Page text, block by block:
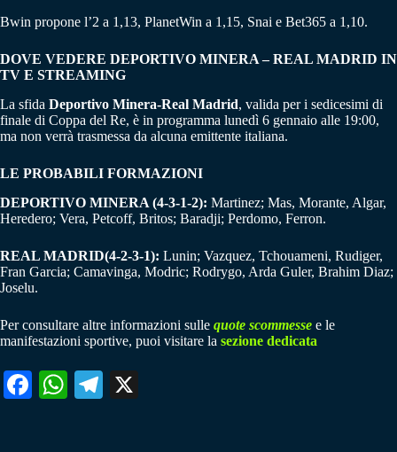
Bwin propone l’2 a 1,13, PlanetWin a 1,15, Snai e Bet365 a 1,10.
DOVE VEDERE DEPORTIVO MINERA – REAL MADRID IN
TV E STREAMING
La sfida Deportivo Minera-Real Madrid, valida per i sedicesimi di
finale di Coppa del Re, è in programma lunedì 6 gennaio alle 19:00,
ma non verrà trasmessa da alcuna emittente italiana.
LE PROBABILI FORMAZIONI
DEPORTIVO MINERA (4-3-1-2): Martinez; Mas, Morante, Algar,
Heredero; Vera, Petcoff, Britos; Baradji; Perdomo, Ferron.
REAL MADRID(4-2-3-1): Lunin; Vazquez, Tchouameni, Rudiger,
Fran Garcia; Camavinga, Modric; Rodrygo, Arda Guler, Brahim Diaz;
Joselu.
Per consultare altre informazioni sulle quote scommesse e le
manifestazioni sportive, puoi visitare la sezione dedicata
Fa W
Te